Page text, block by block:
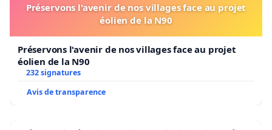
Préservons l'avenir de nos villages face au projet
éolien de la N90
Préservons l'avenir de nos villages face au projet
éolien de la N90
232 signatures
Avis de transparence